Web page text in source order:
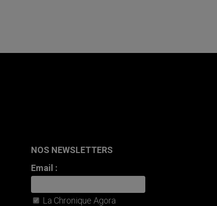
NOS NEWSLETTERS
Email :
La Chronique Agora